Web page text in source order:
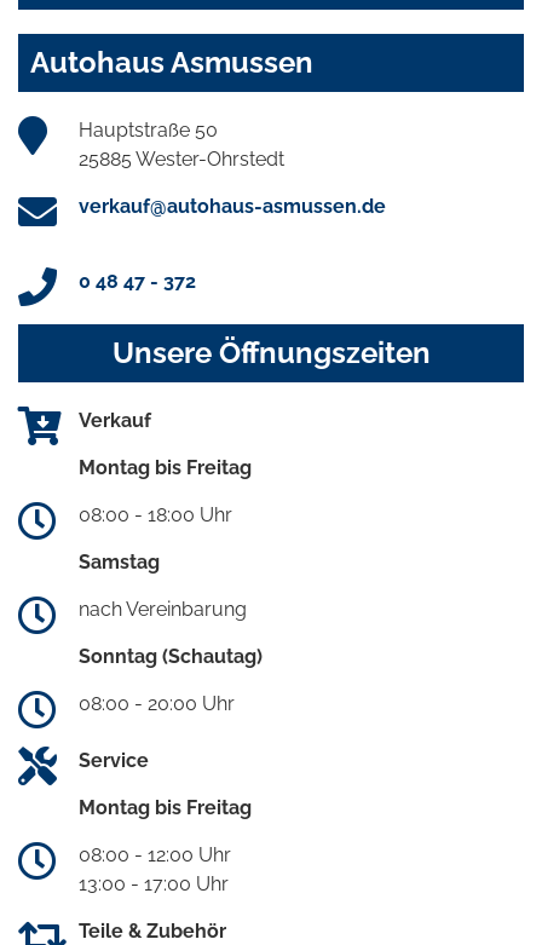
Autohaus Asmussen
Hauptstraße 50
25885 Wester-Ohrstedt
verkauf@autohaus-asmussen.de
0 48 47 - 372
Unsere Öffnungszeiten
Verkauf
Montag bis Freitag
08:00 - 18:00 Uhr
Samstag
nach Vereinbarung
Sonntag (Schautag)
08:00 - 20:00 Uhr
Service
Montag bis Freitag
08:00 - 12:00 Uhr
13:00 - 17:00 Uhr
Teile & Zubehör